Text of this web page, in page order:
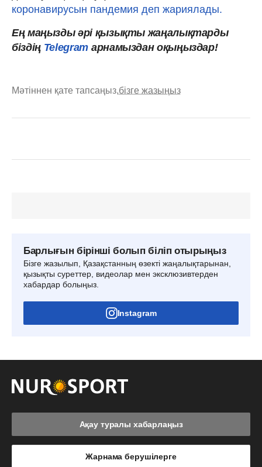
коронавирусын пандемия деп жариялады.
Ең маңызды әрі қызықты жаңалықтарды
біздің Telegram арнамыздан оқыңыздар!
Мәтіннен қате тапсаңыз,бізге жазыңыз
Барлығын бірінші болып біліп отырыңыз
Бізге жазылып, Қазақстанның өзекті жаңалықтарынан,
қызықты суреттер, видеолар мен эксклюзивтерден
хабардар болыңыз.
Instagram
Ақау туралы хабарлаңыз
Жарнама берушілерге